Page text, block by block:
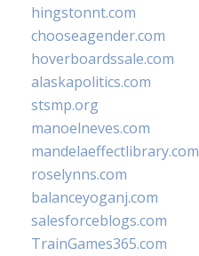
hingstonnt.com
chooseagender.com
hoverboardssale.com
alaskapolitics.com
stsmp.org
manoelneves.com
mandelaeffectlibrary.com
roselynns.com
balanceyoganj.com
salesforceblogs.com
TrainGames365.com